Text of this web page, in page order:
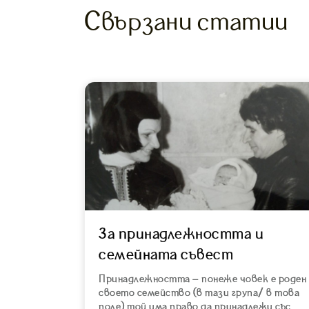
Свързани статии
За принадлежността и
семейната съвест
Принадлежността – понеже човек е роден
своето семейство (в тази група/ в това
поле) той има право да принадлежи със